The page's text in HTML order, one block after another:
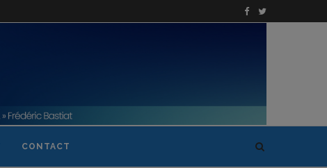
CONTACT